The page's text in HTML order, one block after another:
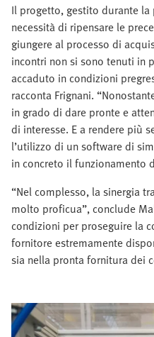
Il progetto, gestito durante
necessità di ripensare le
giungere al processo di
incontri non si sono tenuti in
accaduto in condizioni
racconta Frignani.
in grado di dare pronte e
di interesse. E a rendere più
l’utilizzo di un software di
in concreto il funzionamento
“Nel complesso, la sinergia
molto proficua”, conclude
condizioni per proseguire la
fornitore estremamente
sia nella pronta fornitura dei